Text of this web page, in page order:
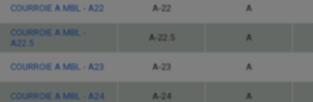
COURROIE A MBL - A22 A-22 A
COURROIE A MBL -
A22.5
A-22.5 A
COURROIE A MBL - A23 A-23 A
COURROIE A MBL - A24 A-24 A